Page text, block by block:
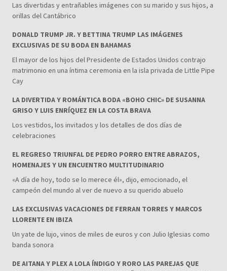
Las divertidas y entrañables imágenes con su marido y sus hijos, a
orillas del Cantábrico
DONALD TRUMP JR. Y BETTINA TRUMP LAS IMÁGENES
EXCLUSIVAS DE SU BODA EN BAHAMAS
El mayor de los hijos del Presidente de Estados Unidos contrajo
matrimonio en una íntima ceremonia en la isla privada de Little Pipe
Cay
LA DIVERTIDA Y ROMÁNTICA BODA «BOHO CHIC» DE SUSANNA
GRISO Y LUIS ENRÍQUEZ EN LA COSTA BRAVA
Los vestidos, los invitados y los detalles de dos días de
celebraciones
EL REGRESO TRIUNFAL DE PEDRO PORRO ENTRE ABRAZOS,
HOMENAJES Y UN ENCUENTRO MULTITUDINARIO
«A día de hoy, todo se lo merece él», dijo, emocionado, el
campeón del mundo al ver de nuevo a su querido abuelo
LAS EXCLUSIVAS VACACIONES DE FERRAN TORRES Y MARCOS
LLORENTE EN IBIZA
Un yate de lujo, vinos de miles de euros y con Julio Iglesias como
banda sonora
DE AITANA Y PLEX A LOLA ÍNDIGO Y RORO LAS PAREJAS QUE